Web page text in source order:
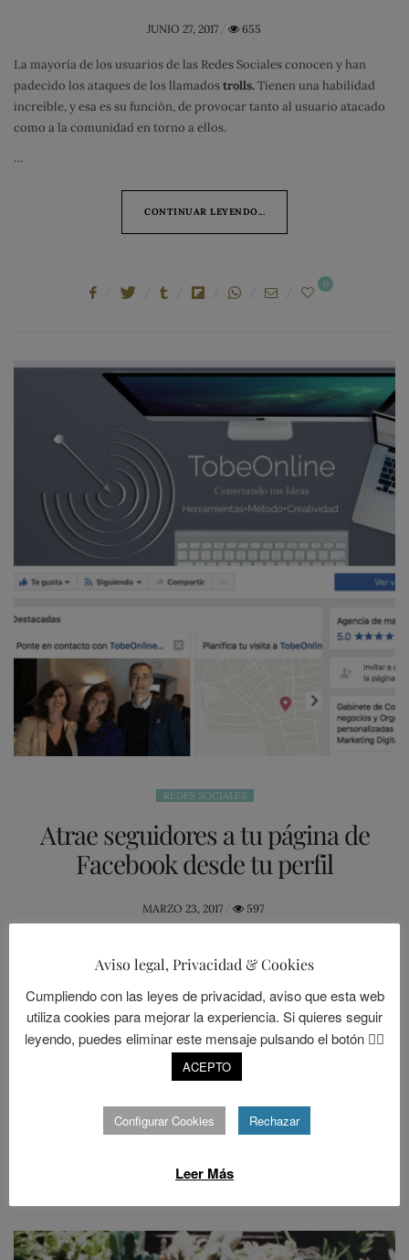
POSTED
JUNIO 27, 2017 655
La mayoría de los usuarios de las Redes Sociales conocen y han
padecido los ataques de los llamadostrolls.Tienen una habilidad
increíble, y esa es su función, de provocar tanto al usuario atacado
como a la comunidad en torno a ellos.
…
CONTINUAR LEYENDO...
0
REDES SOCIALES
Atrae seguidores a tu página de
Facebook desde tu perfil
POSTED
MARZO 23, 2017 597
creado en principio con el objetivo de ser una herramienta
de las relaciones personales. Facebook no es un medio como los
demás: aquí manda …
CONTINUAR LEYENDO...
Aviso legal, Privacidad & Cookies
Cumpliendo con las leyes de privacidad, aviso que esta web
utiliza cookies para mejorar la experiencia. Si quieres seguir
leyendo, puedes eliminar este mensaje pulsando el botón 👉🏻
ACEPTO
Configurar Cookies Rechazar
Leer Más